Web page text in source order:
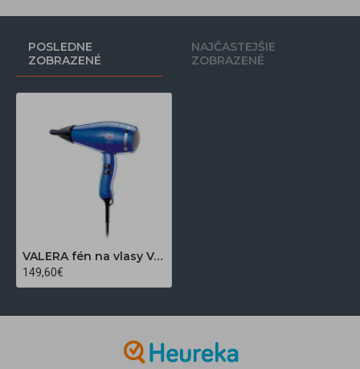
POSLEDNE
ZOBRAZENÉ
NAJČASTEJŠIE
ZOBRAZENÉ
VALERA fén na vlasy VANITY Performance Royal Blue
149,60€